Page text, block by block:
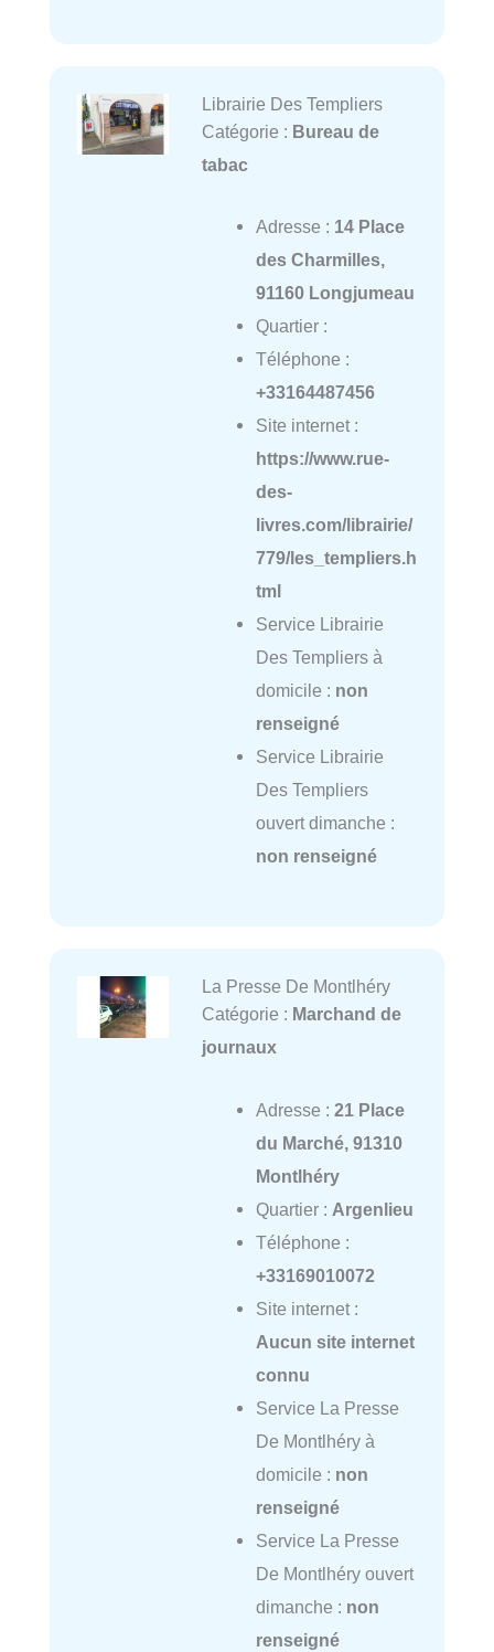
Librairie Des Templiers
Catégorie : Bureau de
tabac
Adresse : 14 Place
des Charmilles,
91160 Longjumeau
Quartier :
Téléphone :
+33164487456
Site internet :
https://www.rue-
des-
livres.com/librairie/
779/les_templiers.h
tml
Service Librairie
Des Templiers à
domicile : non
renseigné
Service Librairie
Des Templiers
ouvert dimanche :
non renseigné
La Presse De Montlhéry
Catégorie : Marchand de
journaux
Adresse : 21 Place
du Marché, 91310
Montlhéry
Quartier : Argenlieu
Téléphone :
+33169010072
Site internet :
Aucun site internet
connu
Service La Presse
De Montlhéry à
domicile : non
renseigné
Service La Presse
De Montlhéry ouvert
dimanche : non
renseigné